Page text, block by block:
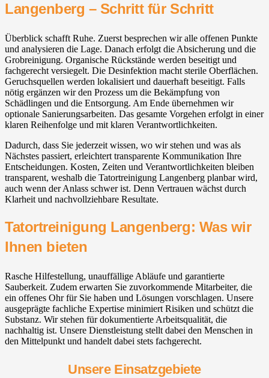
Langenberg – Schritt für Schritt
Überblick schafft Ruhe. Zuerst besprechen wir alle offenen Punkte
und analysieren die Lage. Danach erfolgt die Absicherung und die
Grobreinigung. Organische Rückstände werden beseitigt und
fachgerecht versiegelt. Die Desinfektion macht sterile Oberflächen.
Geruchsquellen werden lokalisiert und dauerhaft beseitigt. Falls
nötig ergänzen wir den Prozess um die Bekämpfung von
Schädlingen und die Entsorgung. Am Ende übernehmen wir
optionale Sanierungsarbeiten. Das gesamte Vorgehen erfolgt in einer
klaren Reihenfolge und mit klaren Verantwortlichkeiten.
Dadurch, dass Sie jederzeit wissen, wo wir stehen und was als
Nächstes passiert, erleichtert transparente Kommunikation Ihre
Entscheidungen. Kosten, Zeiten und Verantwortlichkeiten bleiben
transparent, weshalb die Tatortreinigung Langenberg planbar wird,
auch wenn der Anlass schwer ist. Denn Vertrauen wächst durch
Klarheit und nachvollziehbare Resultate.
Tatortreinigung Langenberg: Was wir
Ihnen bieten
Rasche Hilfestellung, unauffällige Abläufe und garantierte
Sauberkeit. Zudem erwarten Sie zuvorkommende Mitarbeiter, die
ein offenes Ohr für Sie haben und Lösungen vorschlagen. Unsere
ausgeprägte fachliche Expertise minimiert Risiken und schützt die
Substanz. Wir stehen für dokumentierte Arbeitsqualität, die
nachhaltig ist. Unsere Dienstleistung stellt dabei den Menschen in
den Mittelpunkt und handelt dabei stets fachgerecht.
Unsere Einsatzgebiete